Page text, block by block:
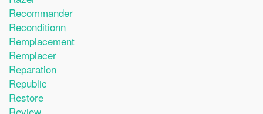
Recommander
Reconditionn
Remplacement
Remplacer
Reparation
Republic
Restore